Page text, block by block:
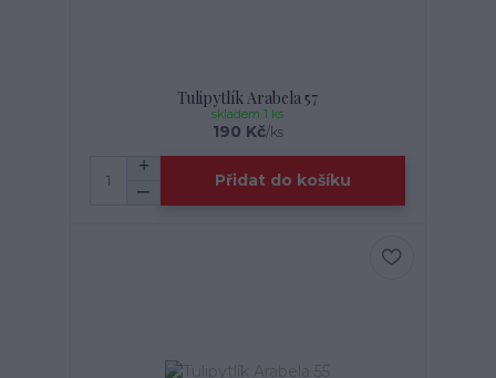
Tulipytlík Arabela 57
190 Kč/ks
skladem 1 ks
Přidat do košíku